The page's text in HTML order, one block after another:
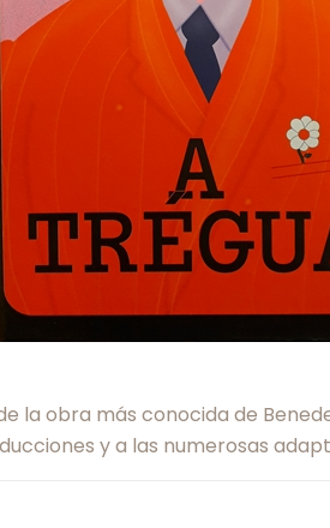
la obra más conocida de
y a las numerosas